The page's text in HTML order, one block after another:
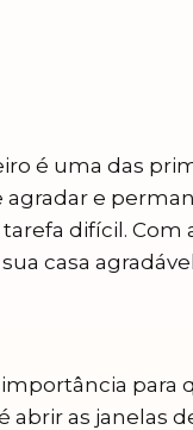
é uma das
e
difícil.
casa
para
abrir as janelas